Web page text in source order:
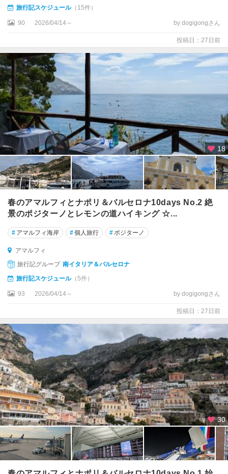
ー
ア
カ
ラ
ブ
リ
ア
州
ン
パ
ニ
ア
州
ガ
ル
ダ
湖
辺
ル
ド
・
リ
ビ
エ
ラ
ク
レ
モ
ナ
ク
ロ
旅行記スケジュール（15件）
90 2026/04/14～ by dogigongさん
投稿日：27日前
18
春のアマルフィとナポリ＆バルセロナ10days No.2 絶
景のポジターノとレモンの道ハイキング ☆...
# アマルフィ海岸 #個人旅行 #ポジターノ
アマルフィ
旅行記グループ 南イタリア＆バルセロナ
旅行記スケジュール（5件）
93 2026/04/14～ by dogigongさん
投稿日：27日前
30